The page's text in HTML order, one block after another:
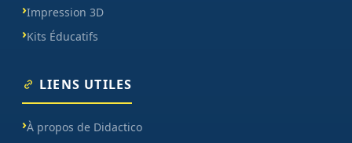
Impression 3D
Kits Éducatifs
LIENS UTILES
À propos de Didactico